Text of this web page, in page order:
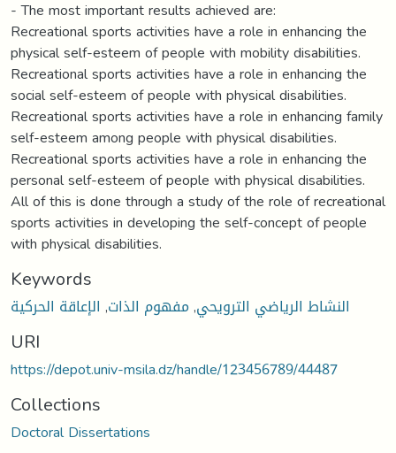
- The most important results achieved are:
Recreational sports activities have a role in enhancing the
physical self-esteem of people with mobility disabilities.
Recreational sports activities have a role in enhancing the
social self-esteem of people with physical disabilities.
Recreational sports activities have a role in enhancing family
self-esteem among people with physical disabilities.
Recreational sports activities have a role in enhancing the
personal self-esteem of people with physical disabilities.
All of this is done through a study of the role of recreational
sports activities in developing the self-concept of people
with physical disabilities.
Keywords
النشاط الرياضي الترويحي,مفهوم الذات, الإعاقة الحركية
URI
https://depot.univ-msila.dz/handle/123456789/44487
Collections
Doctoral Dissertations